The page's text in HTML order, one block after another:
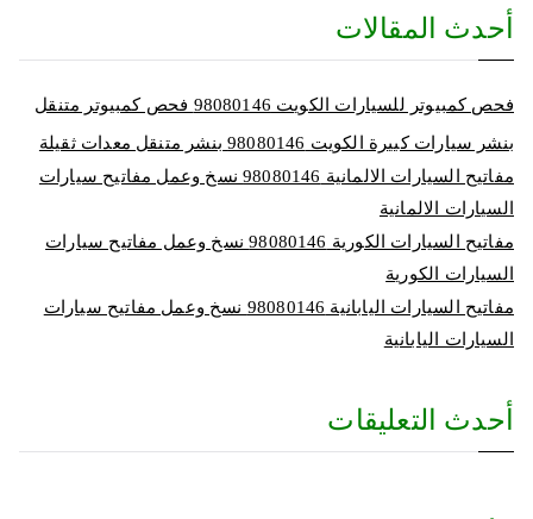
أحدث المقالات
فحص كمبيوتر للسيارات الكويت 98080146‬ فحص كمبيوتر متنقل
بنشر سيارات كبيرة الكويت 98080146‬ بنشر متنقل معدات ثقيلة
مفاتيح السيارات الالمانية 98080146‬ نسخ وعمل مفاتيح سيارات
السيارات الالمانية
مفاتيح السيارات الكورية 98080146‬ نسخ وعمل مفاتيح سيارات
السيارات الكورية
مفاتيح السيارات اليابانية 98080146‬ نسخ وعمل مفاتيح سيارات
السيارات اليابانية
أحدث التعليقات